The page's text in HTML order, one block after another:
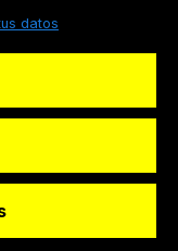
S.L
datos